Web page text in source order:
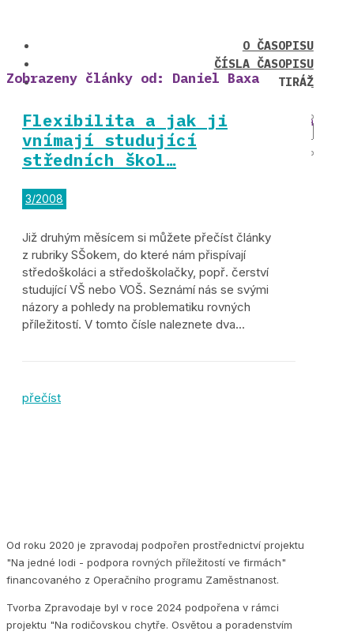
O ČASOPISU
ČÍSLA ČASOPISU
TIRÁŽ
Zobrazeny články od: Daniel Baxa
Flexibilita a jak ji
vnímají studující
středních škol…
3/2008
Již druhým měsícem si můžete přečíst články
z rubriky SŠokem, do které nám přispívají
středoškoláci a středoškolačky, popř. čerství
studující VŠ nebo VOŠ. Seznámí nás se svými
názory a pohledy na problematiku rovných
příležitostí. V tomto čísle naleznete dva...
přečíst
Od roku 2020 je zpravodaj podpořen prostřednictví projektu
"Na jedné lodi - podpora rovných příležitostí ve firmách"
financovaného z Operačního programu Zaměstnanost.
Tvorba Zpravodaje byl v roce 2024 podpořena v rámci
projektu "Na rodičovskou chytře. Osvětou a poradenstvím